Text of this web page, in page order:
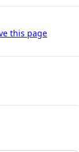
this page